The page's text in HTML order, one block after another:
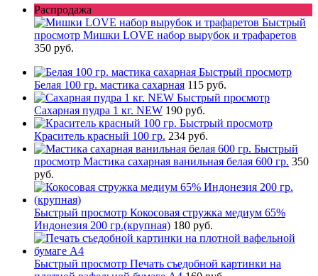
Распродажа
Быстрый
просмотр Мишки LOVE набор вырубок и трафаретов
350 руб.
Быстрый просмотр
Белая 100 гр. мастика сахарная 115 руб.
Быстрый просмотр
Сахарная пудра 1 кг. NEW 190 руб.
Быстрый просмотр
Краситель красный 100 гр. 234 руб.
Быстрый
просмотр Мастика сахарная ванильная белая 600 гр. 350
руб.
Быстрый просмотр Кокосовая стружка медиум 65%
Индонезия 200 гр.(крупная) 180 руб.
Быстрый просмотр Печать съедобной картинки на